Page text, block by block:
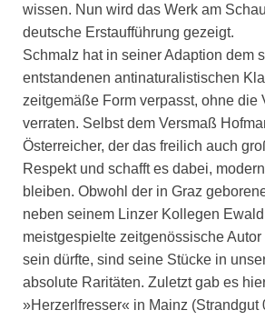
wissen. Nun wird das Werk am
deutsche Erstaufführung gezeigt.
Schmalz hat in seiner Adaption dem
entstandenen antinaturalistischen
zeitgemäße Form verpasst, ohne die
verraten. Selbst dem Versmaß
Österreicher, der das freilich auch
Respekt und schafft es dabei,
bleiben. Obwohl der in Graz
neben seinem Linzer Kollegen
meistgespielte zeitgenössische
sein dürfte, sind seine Stücke in
absolute Raritäten. Zuletzt gab es
»Herzerlfresser« in Mainz (Strandgut